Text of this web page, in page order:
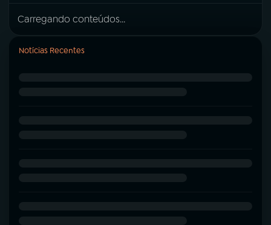
Carregando conteúdos...
Notícias Recentes